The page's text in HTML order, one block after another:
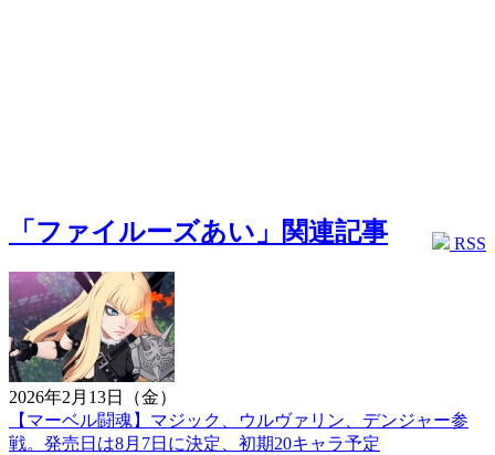
RSS
「ファイルーズあい」関連記事
2026年2月13日（金）
【マーベル闘魂】マジック、ウルヴァリン、デンジャー参
戦。発売日は8月7日に決定、初期20キャラ予定